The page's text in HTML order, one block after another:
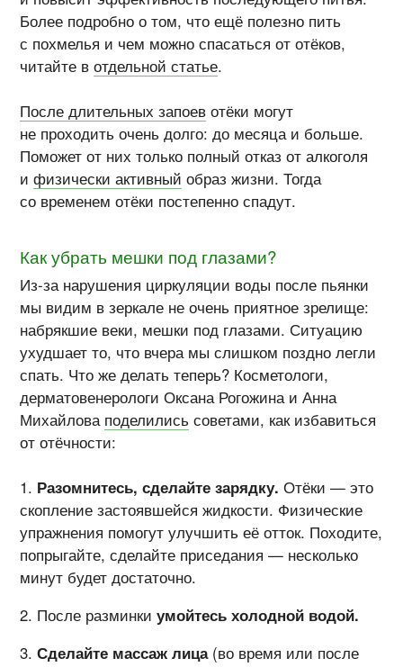
Более подробно о том, что ещё полезно пить
с похмелья и чем можно спасаться от отёков,
читайте вотдельной статье.
После длительных запоев отёки могут
не проходить очень долго: до месяца и больше.
Поможет от них только полный отказ от алкоголя
ифизически активный образ жизни. Тогда
со временем отёки постепенно спадут.
Как убрать мешки под глазами?
Из-занарушения циркуляции воды после пьянки
мы видим в зеркале не очень приятное зрелище:
набрякшие веки, мешки под глазами. Ситуацию
ухудшает то, что вчера мы слишком поздно легли
спать. Что же делать теперь? Косметологи,
дерматовенерологи Оксана Рогожина и Анна
Михайлова поделились советами, как избавиться
от отёчности:
Разомнитесь, сделайте зарядку. Отёки — это
скопление застоявшейся жидкости. Физические
упражнения помогут улучшить её отток. Походите,
попрыгайте, сделайте приседания — несколько
минут будет достаточно.
После разминкиумойтесь холодной водой.
Сделайте массаж лица(во время или после